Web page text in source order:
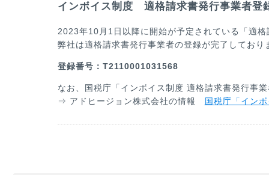
インボイス制度 適格請求書発行事業者登
2023年10月1日以降に開始が予定されている「適
弊社は適格請求書発行事業者の登録が完了してお
登録番号：T2110001031568
なお、国税庁「インボイス制度 適格請求書発行事
⇒ アドヒージョン株式会社の情報 国税庁「イン